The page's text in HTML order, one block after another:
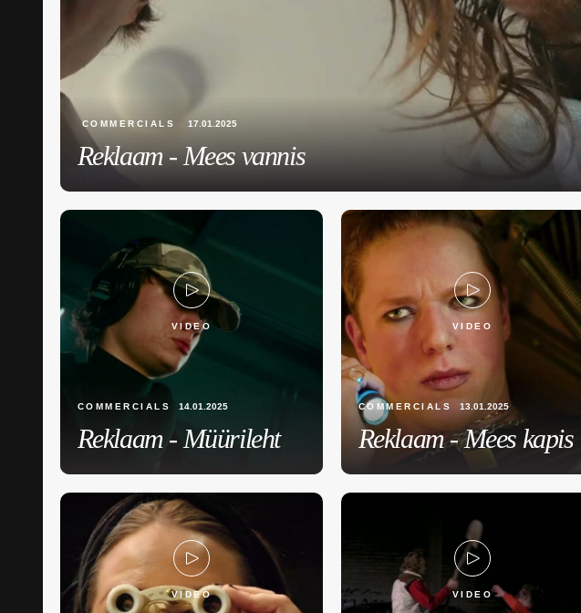
COMMERCIALS 17.01.2025
Reklaam - Mees vannis
VIDEO
COMMERCIALS 14.01.2025
Reklaam - Müürileht
VIDEO
COMMERCIALS 13.01.2025
Reklaam - Mees kapis
VIDEO VIDEO